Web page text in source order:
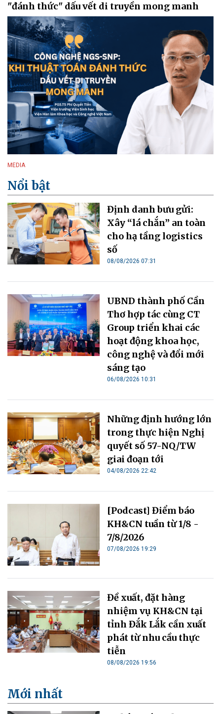
"đánh thức" dấu vết di truyền mong manh
MEDIA
Nổi bật
Định danh bưu gửi:
Xây “lá chắn” an toàn
cho hạ tầng logistics
số
08/08/2026 07:31
UBND thành phố Cần
Thơ hợp tác cùng CT
Group triển khai các
hoạt động khoa học,
công nghệ và đổi mới
sáng tạo
06/08/2026 10:31
Những định hướng lớn
trong thực hiện Nghị
quyết số 57-NQ/TW
giai đoạn tới
04/08/2026 22:42
[Podcast] Điểm báo
KH&CN tuần từ 1/8 -
7/8/2026
07/08/2026 19:29
Đề xuất, đặt hàng
nhiệm vụ KH&CN tại
tỉnh Đắk Lắk cần xuất
phát từ nhu cầu thực
tiễn
08/08/2026 19:56
Mới nhất